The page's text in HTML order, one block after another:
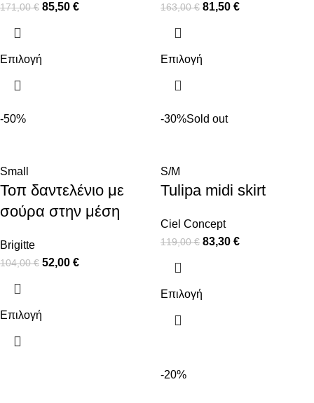
171,00€ 85,50 €
Επιλογή
163,00€ 81,50 €
Επιλογή
-50%
Small
Τοπ δαντελένιο με
σούρα στην μέση
Brigitte
104,00€ 52,00 €
Επιλογή
-30%Sold out
S/M
Tulipa midi skirt
Ciel Concept
119,00€ 83,30 €
Επιλογή
-20%